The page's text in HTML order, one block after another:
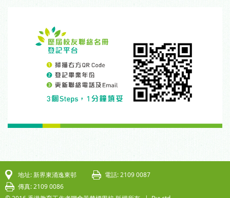
地址: 新界東涌逸東邨
電話: 2109 0087
傳真: 2109 0086